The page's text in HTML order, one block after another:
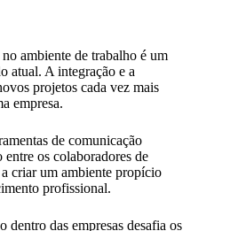
ambiente de trabalho é um
atual. A integração e a
projetos cada vez mais
empresa.
de comunicação
os colaboradores de
criar um ambiente propício
profissional.
dentro das empresas desafia os